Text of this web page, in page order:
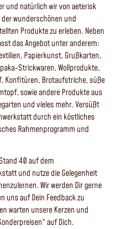
und natürlich wir von aeterisk
wunderschönen und
Produkte zu erleben. Neben
das Angebot unter anderem:
Papierkunst, Grußkarten,
Strickwaren, Wollprodukte,
Konfitüren, Brotaufstriche, süße
sowie andere Produkte aus
und vieles mehr. Versüßt
durch ein köstliches
Rahmenprogramm und
40 auf dem
und nutze die Gelegenheit
Wir werden Dir gerne
uns auf Dein Feedback zu
warten unsere Kerzen und
auf Dich.